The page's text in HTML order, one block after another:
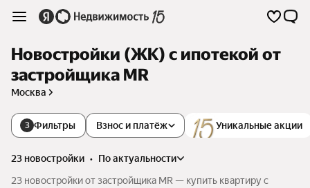
Новостройки (ЖК) с ипотекой от
застройщика MR
Москва
3 Фильтры Уникальные акции
Взнос и платёж
23 новостройки •
по актуальности
23 новостройки от застройщика MR — купить квартиру с